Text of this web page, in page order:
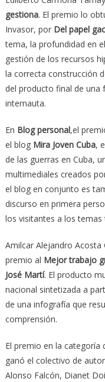
gestiona. El premio lo
Invasor, por Del papel
tema, la profundidad en
gestión de los recursos
la correcta construcción
del producto final de una
internauta.
En Blog personal,el
el blog Mira Joven Cuba,
de las guerras en Cuba,
multimediales creados
el blog en conjunto es
discurso en primera
los visitantes a los temas
Amilcar Alejandro Acosta
premio al Mejor trabajo
José Martí. El producto
nacional sintetizada a
de una infografía que
comprensión.
El premio en la categoría
ganó el colectivo de
Alonso Falcón, Dianet